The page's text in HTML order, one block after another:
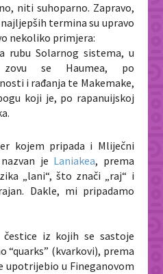
niti suhoparno. Zapravo,
termina su upravo
nekoliko primjera:
rubu Solarnog sistema, u
zovu se Haumea, po
i rađanja te Makemake,
koji je, po rapanuijskoj
kojem pripada i Mliječni
je Laniakea, prema
„lani“, što znači „raj“ i
Dakle, mi pripadamo
čestice iz kojih se sastoje
(kvarkovi), prema
upotrijebio u Fineganovom